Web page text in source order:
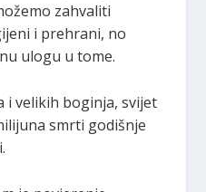
zahvaliti
i prehrani, no
ulogu u tome.
i velikih boginja, svijet
smrti godišnje